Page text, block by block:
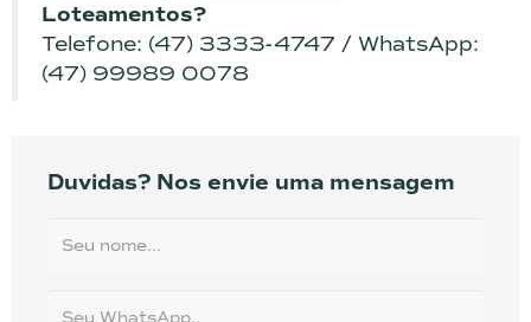
Loteamentos?
Telefone: (47) 3333-4747 / WhatsApp:
(47) 99989 0078
Duvidas? Nos envie uma mensagem